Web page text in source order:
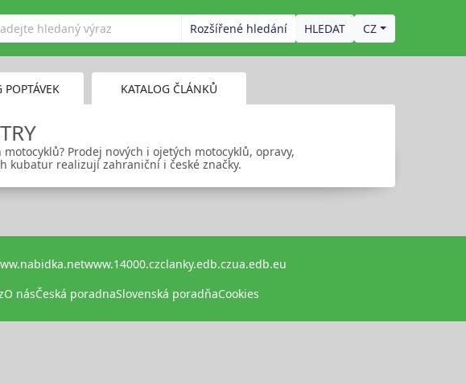
Rozšířené hledání CZ
POPTÁVEK KATALOG ČLÁNKŮ
Prodej nových i ojetých motocyklů, opravy,
kubatur realizují zahraniční i české značky.
www.14000.czclanky.edb.czua.edb.eu
O násČeská poradnaSlovenská poradňaCookies